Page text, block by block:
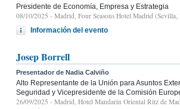
Presidente de Economía, Empresa y Estrategia
08/10/2025 - Madrid, Four Seasons Hotel Madrid (Sevilla,
Información del evento
Josep Borrell
Presentador de Nadia Calviño
Alto Representante de la Unión para Asuntos
Seguridad y Vicepresidente de la Comisión
26/09/2025 - Madrid, Hotel Mandarin Oriental Ritz de